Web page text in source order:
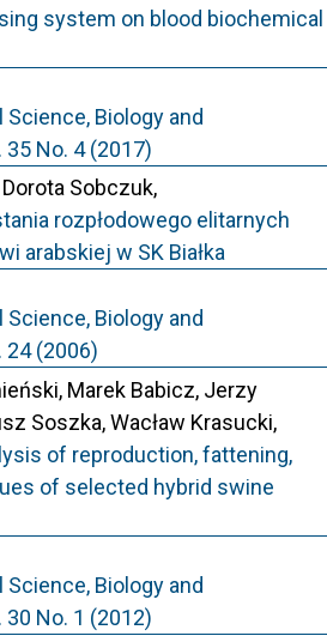
system on blood biochemical
Biology and
No. 4 (2017)
Sobczuk,
rozpłodowego elitarnych
arabskiej w SK Białka
Biology and
24 (2006)
Marek Babicz, Jerzy
Soszka, Wacław Krasucki,
of reproduction, fattening,
of selected hybrid swine
Biology and
No. 1 (2012)